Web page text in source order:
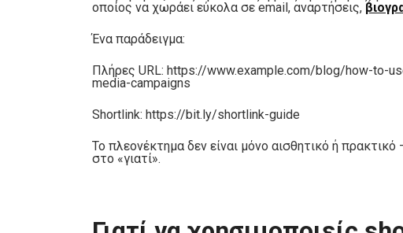
οποίος να χωράει εύκολα σε email, αναρτήσεις,
Ένα παράδειγμα:
Πλήρες URL: https://www.example.com/blog/how-to-
media-campaigns
Shortlink: https://bit.ly/shortlink-guide
Το πλεονέκτημα δεν είναι μόνο αισθητικό ή
στο «γιατί».